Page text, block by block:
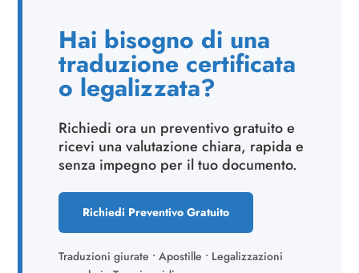
Hai bisogno di una
traduzione certificata
o legalizzata?
Richiedi ora un preventivo gratuito e
ricevi una valutazione chiara, rapida e
senza impegno per il tuo documento.
Richiedi Preventivo Gratuito
Traduzioni giurate • Apostille • Legalizzazioni